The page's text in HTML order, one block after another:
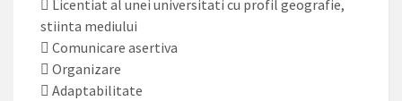
 Licentiat al unei universitati cu profil geografie,
stiinta mediului
 Comunicare asertiva
 Organizare
 Adaptabilitate